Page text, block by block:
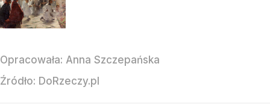
Opracowała: Anna Szczepańska
Źródło: DoRzeczy.pl